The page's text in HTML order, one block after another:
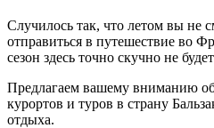
Случилось так, что летом вы не
отправиться в путешествие во
сезон здесь точно скучно не
Предлагаем вашему вниманию
курортов и туров в страну
отдыха.